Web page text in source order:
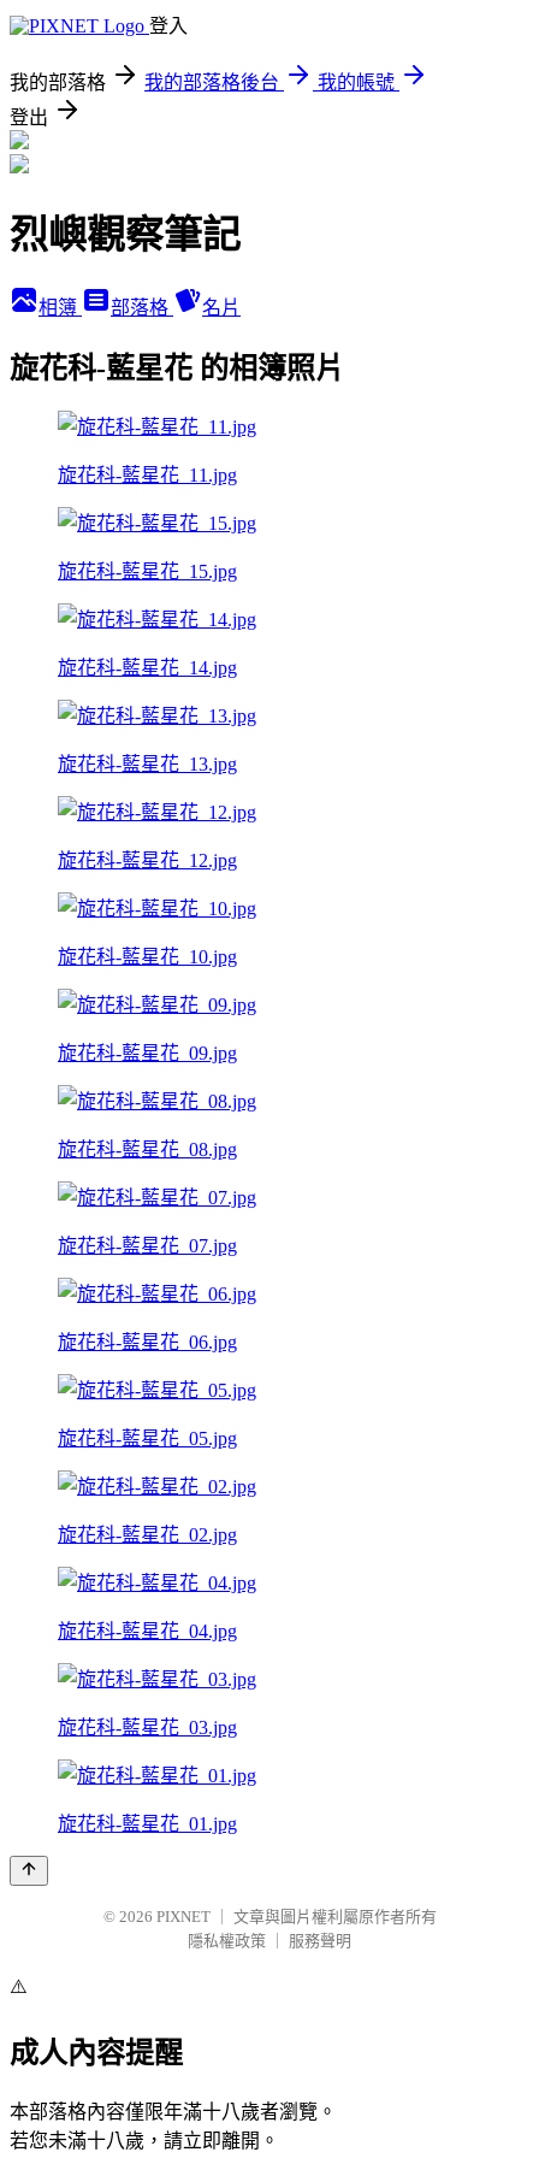
登入
我的部落格 我的部落格後台
我的帳號
登出
烈嶼觀察筆記
相簿 部落格 名片
旋花科-藍星花 的相簿照片
旋花科-藍星花_11.jpg
旋花科-藍星花_15.jpg
旋花科-藍星花_14.jpg
旋花科-藍星花_13.jpg
旋花科-藍星花_12.jpg
旋花科-藍星花_10.jpg
旋花科-藍星花_09.jpg
旋花科-藍星花_08.jpg
旋花科-藍星花_07.jpg
旋花科-藍星花_06.jpg
旋花科-藍星花_05.jpg
旋花科-藍星花_02.jpg
旋花科-藍星花_04.jpg
旋花科-藍星花_03.jpg
旋花科-藍星花_01.jpg
© 2026 PIXNET
文章與圖片權利屬原作者所有
隱私權政策
服務聲明
⚠️
成人內容提醒
本部落格內容僅限年滿十八歲者瀏覽。
若您未滿十八歲，請立即離開。